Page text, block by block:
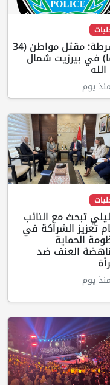
الشرطة: مقتل مواطن (34
في بيرزيت شمال
منذ يوم
تبحث مع النائب
تعزيز الشراكة في
الحماية
العنف ضد
منذ يوم